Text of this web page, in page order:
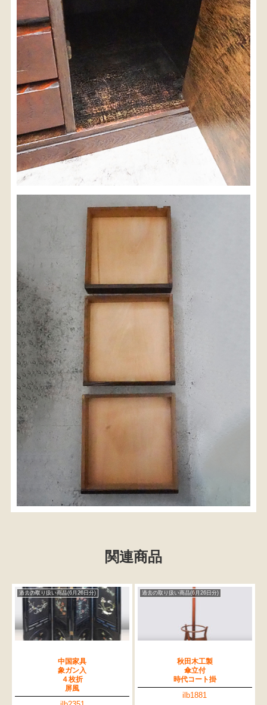
関連商品
過去の取り扱い商品(6月26日分)
中国家具
象ガン入
４枚折
屏風
過去の取り扱い商品(6月26日分)
秋田木工製
傘立付
時代コート掛
ilb1881